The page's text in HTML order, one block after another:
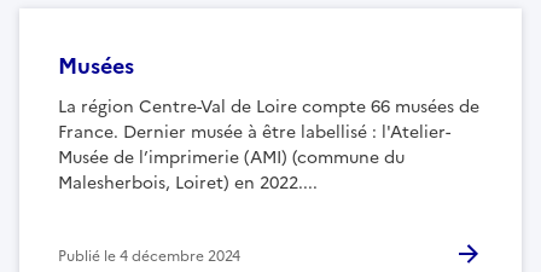
Musées
La région Centre-Val de Loire compte 66 musées de
France. Dernier musée à être labellisé : l'Atelier-
Musée de l’imprimerie (AMI) (commune du
Malesherbois, Loiret) en 2022....
Publié le4 décembre 2024